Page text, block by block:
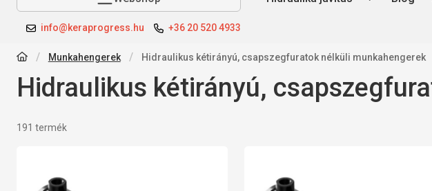
info@keraprogress.hu +36 20 520 4933
Munkahengerek Hidraulikus kétirányú, csapszegfuratok nélküli munkahengerek
Hidraulikus kétirányú,
Összes termék a kategóriában
191 termék